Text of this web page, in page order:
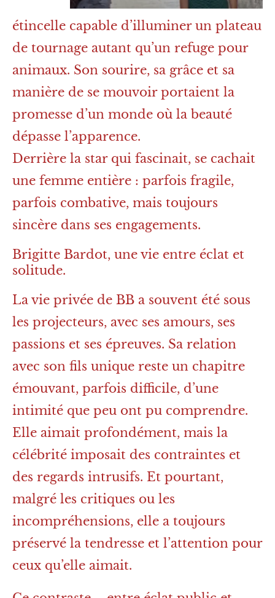
étincelle capable d’illuminer un plateau
de tournage autant qu’un refuge pour
animaux. Son sourire, sa grâce et sa
manière de se mouvoir portaient la
promesse d’un monde où la beauté
dépasse l’apparence.
Derrière la star qui fascinait, se cachait
une femme entière : parfois fragile,
parfois combative, mais toujours
sincère dans ses engagements.
Brigitte Bardot, une vie entre éclat et
solitude.
La vie privée de BB a souvent été sous
les projecteurs, avec ses amours, ses
passions et ses épreuves. Sa relation
avec son fils unique reste un chapitre
émouvant, parfois difficile, d’une
intimité que peu ont pu comprendre.
Elle aimait profondément, mais la
célébrité imposait des contraintes et
des regards intrusifs. Et pourtant,
malgré les critiques ou les
incompréhensions, elle a toujours
préservé la tendresse et l’attention pour
ceux qu’elle aimait.